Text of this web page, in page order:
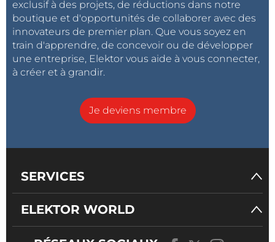
exclusif à des projets, de réductions dans notre
boutique et d'opportunités de collaborer avec des
innovateurs de premier plan. Que vous soyez en
train d'apprendre, de concevoir ou de développer
une entreprise, Elektor vous aide à vous connecter,
à créer et à grandir.
Je deviens membre
SERVICES
ELEKTOR WORLD